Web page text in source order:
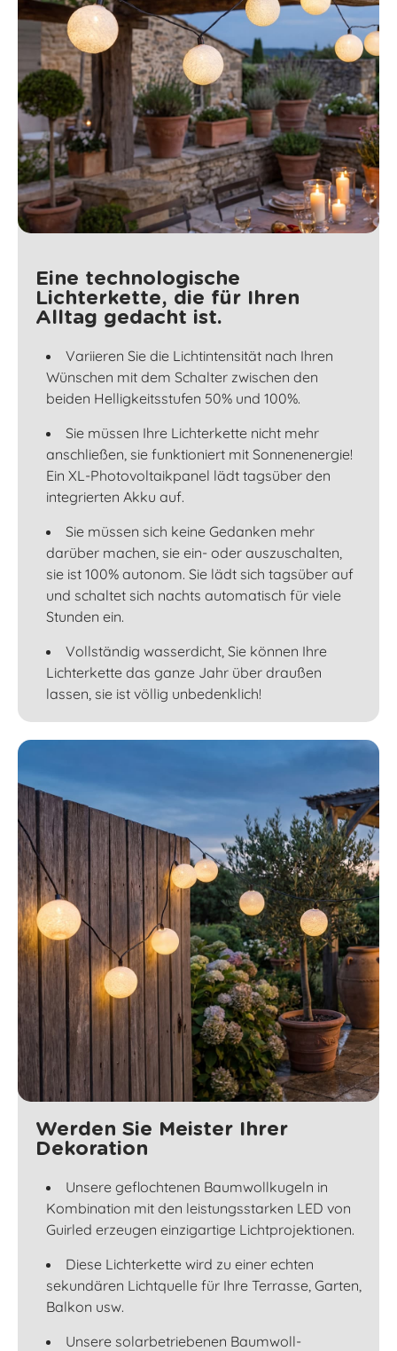
Eine technologische
Lichterkette, die für Ihren
Alltag gedacht ist.
Variieren Sie die Lichtintensität nach Ihren
Wünschen mit dem Schalter zwischen den
beiden Helligkeitsstufen 50% und 100%.
Sie müssen Ihre Lichterkette nicht mehr
anschließen, sie funktioniert mit Sonnenenergie!
Ein XL-Photovoltaikpanel lädt tagsüber den
integrierten Akku auf.
Sie müssen sich keine Gedanken mehr
darüber machen, sie ein- oder auszuschalten,
sie ist 100% autonom. Sie lädt sich tagsüber auf
und schaltet sich nachts automatisch für viele
Stunden ein.
Vollständig wasserdicht, Sie können Ihre
Lichterkette das ganze Jahr über draußen
lassen, sie ist völlig unbedenklich!
Werden Sie Meister Ihrer
Dekoration
Unsere geflochtenen Baumwollkugeln in
Kombination mit den leistungsstarken LED von
Guirled erzeugen einzigartige Lichtprojektionen.
Diese Lichterkette wird zu einer echten
sekundären Lichtquelle für Ihre Terrasse, Garten,
Balkon usw.
Unsere solarbetriebenen Baumwoll-